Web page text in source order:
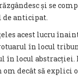
și se
anticipat.
acest lucru
în locul
în locul abstracției.
om decât să explici